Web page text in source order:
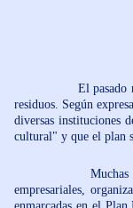
El pasado
residuos. Según
diversas instituciones
cultural" y que el plan
Muchas
empresariales,